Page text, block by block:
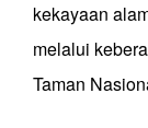
kekayaan
melalui
Taman